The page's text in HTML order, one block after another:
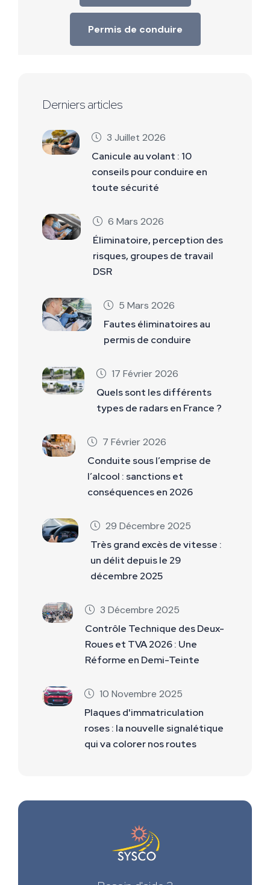
Permis de conduire
Derniers articles
3 Juillet 2026
Canicule au volant : 10
conseils pour conduire en
toute sécurité
6 Mars 2026
Éliminatoire, perception des
risques, groupes de travail
DSR
5 Mars 2026
Fautes éliminatoires au
permis de conduire
17 Février 2026
Quels sont les différents
types de radars en France ?
7 Février 2026
Conduite sous l’emprise de
l’alcool : sanctions et
conséquences en 2026
29 Décembre 2025
Très grand excès de vitesse :
un délit depuis le 29
décembre 2025
3 Décembre 2025
Contrôle Technique des Deux-
Roues et TVA 2026 : Une
Réforme en Demi-Teinte
10 Novembre 2025
Plaques d'immatriculation
roses : la nouvelle signalétique
qui va colorer nos routes